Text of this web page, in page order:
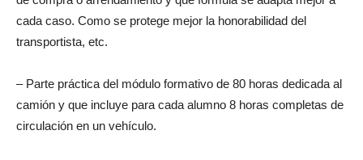
cada caso. Como se protege mejor la honorabilidad del
transportista, etc.
– Parte práctica del módulo formativo de 80 horas dedicada al
camión y que incluye para cada alumno 8 horas completas de
circulación en un vehículo.